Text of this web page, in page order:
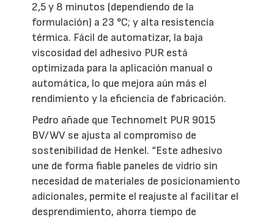
2,5 y 8 minutos (dependiendo de la
formulación) a 23 °C; y alta resistencia
térmica. Fácil de automatizar, la baja
viscosidad del adhesivo PUR está
optimizada para la aplicación manual o
automática, lo que mejora aún más el
rendimiento y la eficiencia de fabricación.
Pedro añade que Technomelt PUR 9015
BV/WV se ajusta al compromiso de
sostenibilidad de Henkel. “Este adhesivo
une de forma fiable paneles de vidrio sin
necesidad de materiales de posicionamiento
adicionales, permite el reajuste al facilitar el
desprendimiento, ahorra tiempo de